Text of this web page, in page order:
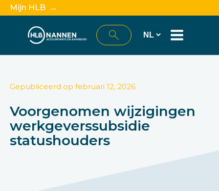
Mijn HLB →
Gepubliceerd op februari 12, 2026
Voorgenomen wijzigingen
werkgeverssubsidie
statushouders